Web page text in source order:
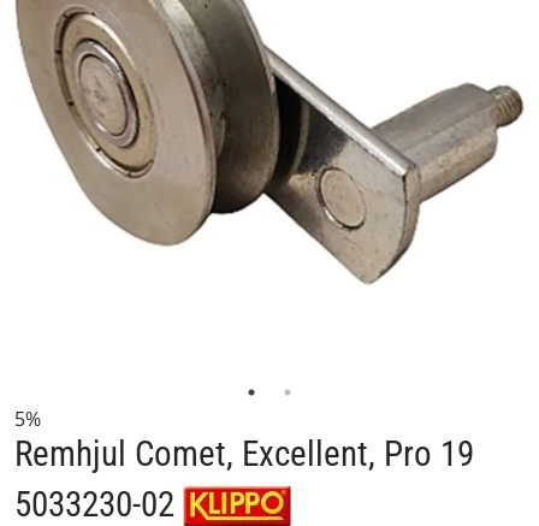
5%
Remhjul Comet, Excellent, Pro 19
5033230-02